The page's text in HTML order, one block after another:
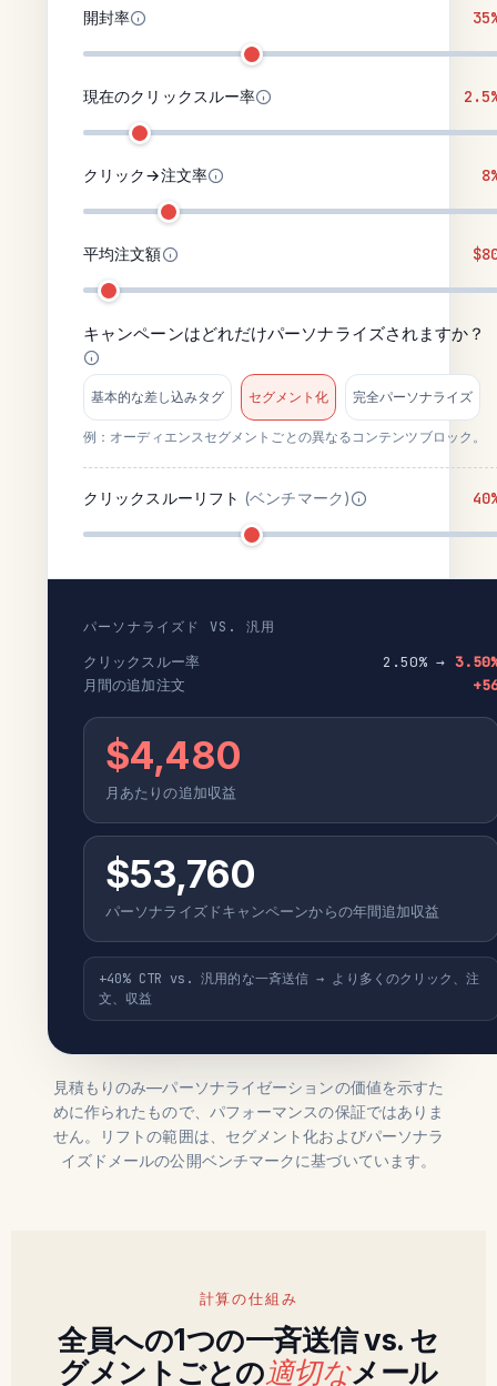
開封率
現在のクリックスルー率
クリック→注文率
平均注文額
キャンペーンはどれだけパーソナライズされますか？
基本的な差し込みタグ セグメント化 完全パーソナライズ
例：オーディエンスセグメントごとの異なるコンテンツブロック。
クリックスルーリフト (ベンチマーク)
パーソナライズド VS. 汎用
クリックスルー率
2.50% →
月間の追加注文
$4,480
月あたりの追加収益
$53,760
パーソナライズドキャンペーンからの年間追加収益
+40% CTR vs. 汎用的な一斉送信 → より多くのクリック、注
文、収益
見積もりのみ—パーソナライゼーションの価値を示すた
めに作られたもので、パフォーマンスの保証ではありま
せん。リフトの範囲は、セグメント化およびパーソナラ
イズドメールの公開ベンチマークに基づいています。
計算の仕組み
全員への1つの一斉送信 vs. セ
グメントごとの適切なメール